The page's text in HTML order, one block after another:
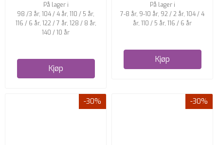
På lager i
98 /3 år, 104 / 4 år, 110 / 5 år,
116 / 6 år, 122 / 7 år, 128 / 8 år,
140 / 10 år
Kjøp
På lager i
7-8 år, 9-10 år, 92 / 2 år, 104 / 4
år, 110 / 5 år, 116 / 6 år
Kjøp
-30% -30%